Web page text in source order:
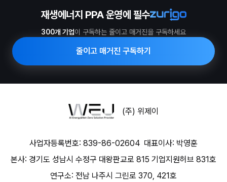
재생에너지 PPA 운영에 필수
300개 기업이 구독하는 줄이고 매거진을 구독하세요
줄이고 매거진 구독하기
(주) 위제이
사업자등록번호: 839-86-02604 대표이사: 박영훈
본사: 경기도 성남시 수정구 대왕판교로 815 기업지원허브 831호
연구소: 전남 나주시 그린로 370, 421호